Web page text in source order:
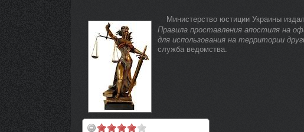
Министерство юстиции Украины
Правила проставления апостиля на
для использования на территории
служба ведомства.